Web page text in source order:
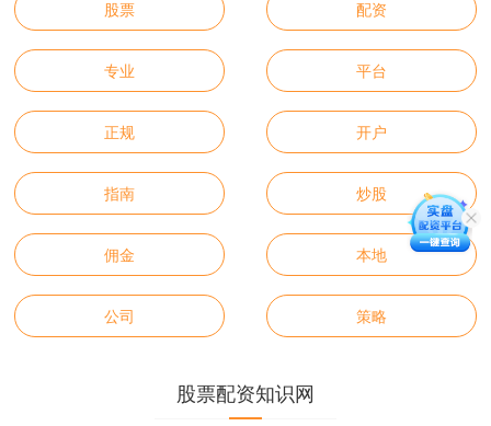
股票 配资
专业 平台
正规 开户
指南 炒股
佣金 本地
公司 策略
股票配资知识网